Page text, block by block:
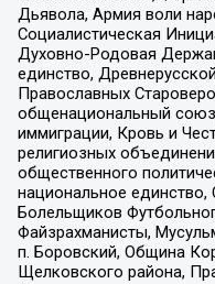
Дьявола, Армия воли
Социалистическая
Духовно-Родовая
единство,
Православных
общенациональный
иммиграции, Кровь и
религиозных
общественного
национальное единство,
Болельщиков
Файзрахманисты,
п. Боровский, Община
Щелковского района,